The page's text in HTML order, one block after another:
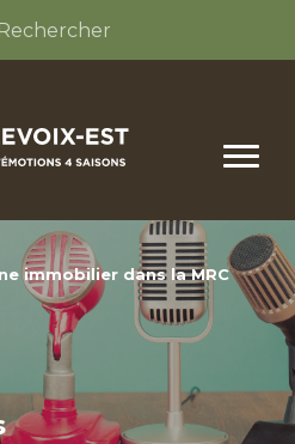
immobilier dans la MRC